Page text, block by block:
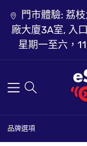
門市體驗: 荔
廠大廈3A室, 入
星期一至六，
品牌選項